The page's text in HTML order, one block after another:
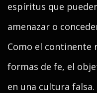
espíritus que
amenazar o
Como el continente
formas de fe, el
en una cultura